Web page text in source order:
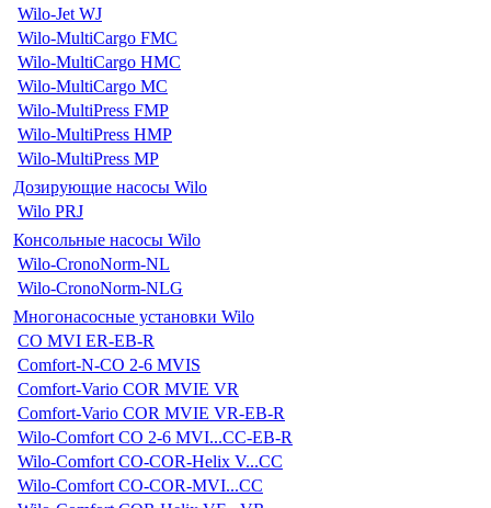
Wilo-Jet WJ
Wilo-MultiCargo FMC
Wilo-MultiCargo HMC
Wilo-MultiCargo MC
Wilo-MultiPress FMP
Wilo-MultiPress HMP
Wilo-MultiPress MP
Дозирующие насосы Wilo
Wilo PRJ
Консольные насосы Wilo
Wilo-CronoNorm-NL
Wilo-CronoNorm-NLG
Многонасосные установки Wilo
CO MVI ER-EB-R
Comfort-N-CO 2-6 MVIS
Comfort-Vario COR MVIE VR
Comfort-Vario COR MVIE VR-EB-R
Wilo-Comfort CO 2-6 MVI...CC-EB-R
Wilo-Comfort CO-COR-Helix V...CC
Wilo-Comfort CO-COR-MVI...CC